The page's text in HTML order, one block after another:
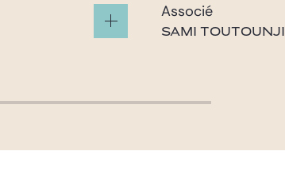
Associé
SAMI TOUTOUNJI